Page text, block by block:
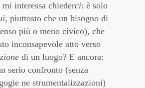
interessa chiederci: è solo
, piuttosto che un bisogno di
più o meno civico), che
inconsapevole atto verso
di un luogo? E ancora:
serio confronto (senza
ne strumentalizzazioni)